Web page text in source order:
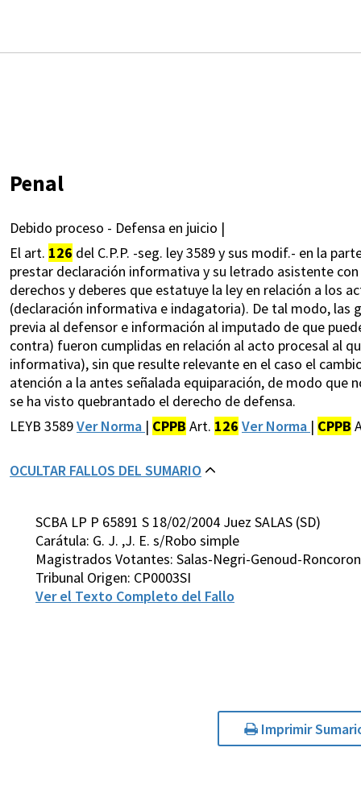
Penal
Debido proceso - Defensa en juicio |
El art. 126 del C.P.P. -seg. ley 3589 y sus modif.- en la
prestar declaración informativa y su letrado asistente
derechos y deberes que estatuye la ley en relación a los
(declaración informativa e indagatoria). De tal modo, las
previa al defensor e información al imputado de que
contra) fueron cumplidas en relación al acto procesal al
informativa), sin que resulte relevante en el caso el
atención a la antes señalada equiparación, de modo que
se ha visto quebrantado el derecho de defensa.
LEYB 3589Ver Norma | CPPB Art. 126 Ver Norma | CPPB
OCULTAR FALLOS DEL SUMARIO
SCBA LP P 65891 S 18/02/2004 Juez SALAS (SD)
Carátula: G. J. ,J. E. s/Robo simple
Magistrados Votantes: Salas-Negri-Genoud-
Tribunal Origen: CP0003SI
Ver el Texto Completo del Fallo
Imprimir